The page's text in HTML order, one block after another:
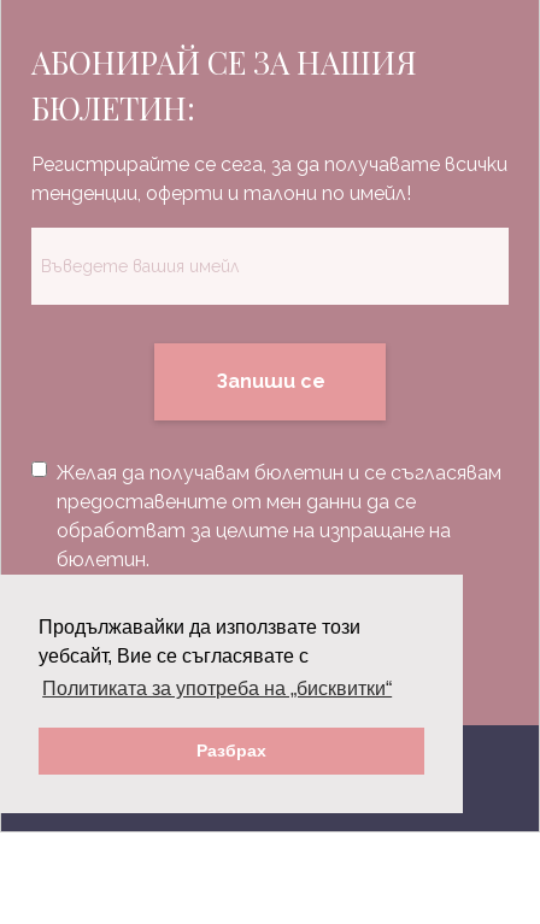
Продължавайки да използвате този
уебсайт, Вие се съгласявате с
Политиката за употреба на „бисквитки“
Разбрах
АБОНИРАЙ СЕ ЗА НАШИЯ
БЮЛЕТИН:
Регистрирайте се сега, за да получавате всички
тенденции, оферти и талони по имейл!
Запиши се
Желая да получавам бюлетин и се съгласявам
предоставените от мен данни да се
обработват за целите на изпращане на
бюлетин.
Последвай ни:
© 2026 Grazia.bg - Всички права запазени